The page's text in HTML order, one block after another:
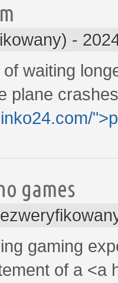
-
waiting
plane
games
gaming
of a <a